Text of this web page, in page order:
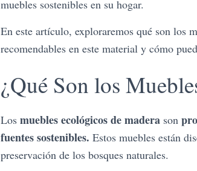
muebles sostenibles en su hogar.
En este artículo, exploraremos qué son los
recomendables en este material y cómo
¿Qué Son los
Los muebles ecológicos de madera son
fuentes sostenibles. Estos muebles están
preservación de los bosques naturales.